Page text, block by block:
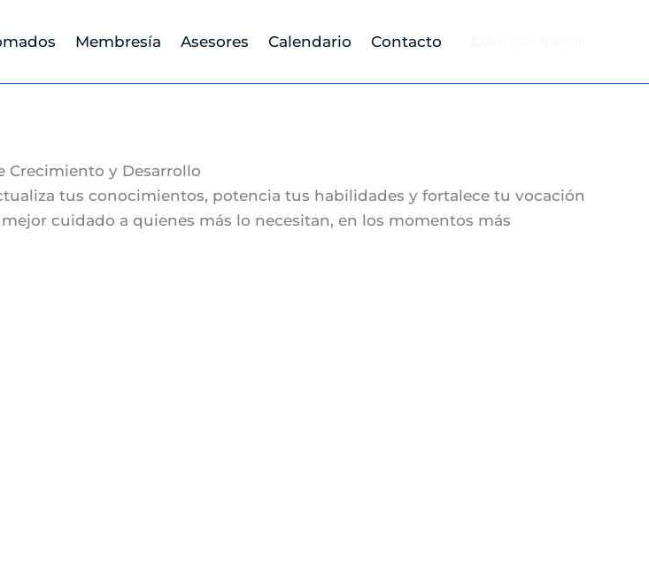
Membresía Asesores Calendario Contacto
Crecimiento y Desarrollo
tus conocimientos, potencia tus habilidades y fortalece tu vocación
cuidado a quienes más lo necesitan, en los momentos más